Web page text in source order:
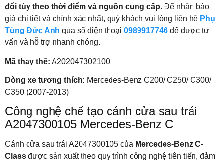
đổi tùy theo thời điểm và nguồn cung cấp. Để nhận báo
giá chi tiết và chính xác nhất, quý khách vui lòng liên hệ Phụ
Tùng Đức Anh qua số điện thoại 0989917746 để được tư
vấn và hỗ trợ nhanh chóng.
Mã thay thế: A202047302100
Dòng xe tương thích: Mercedes-Benz C200/ C250/ C300/
C350 (2007-2013)
Công nghệ chế tạo cánh cửa sau trái
A2047300105 Mercedes-Benz C
Cánh cửa sau trái A2047300105 của Mercedes-Benz C-
Class được sản xuất theo quy trình công nghệ tiên tiến, đảm